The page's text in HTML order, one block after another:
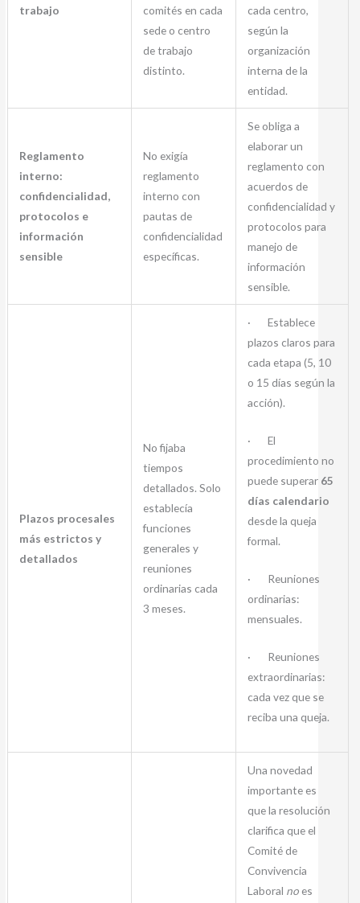
trabajo
comités en cada
sede o centro
de trabajo
distinto.
cada centro,
según la
organización
interna de la
entidad.
Reglamento
interno:
confidencialidad,
protocolos e
información
sensible
No exigía
reglamento
interno con
pautas de
confidencialidad
específicas.
Se obliga a
elaborar un
reglamento con
acuerdos de
confidencialidad y
protocolos para
manejo de
información
sensible.
Plazos procesales
más estrictos y
detallados
No fijaba
tiempos
detallados. Solo
establecía
funciones
generales y
reuniones
ordinarias cada
3 meses.
· Establece
plazos claros para
cada etapa (5, 10
o 15 días según la
acción).
· El
procedimiento no
puede superar 65
días calendario
desde la queja
formal.
· Reuniones
ordinarias:
mensuales.
· Reuniones
extraordinarias:
cada vez que se
reciba una queja.
Una novedad
importante es
que la resolución
clarifica que el
Comité de
Convivencia
Laboral noes